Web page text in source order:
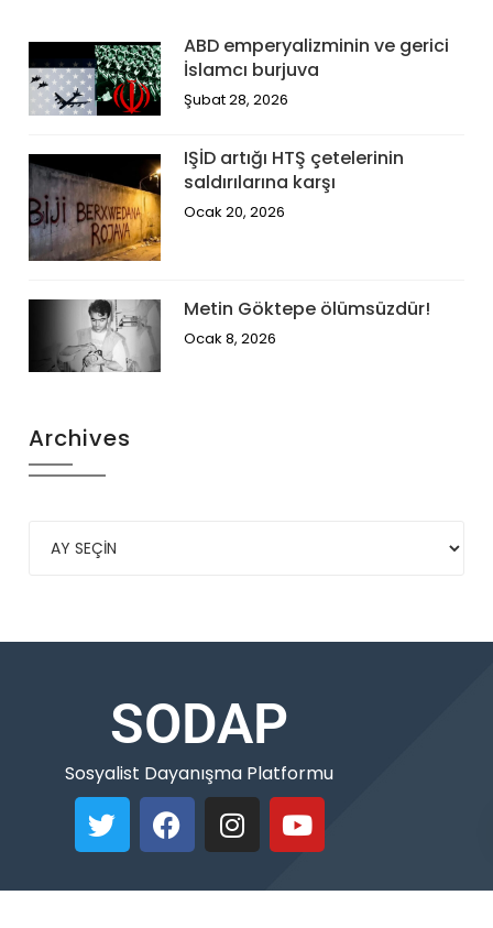
ABD emperyalizminin ve gerici
İslamcı burjuva
Şubat 28, 2026
IŞİD artığı HTŞ çetelerinin
saldırılarına karşı
Ocak 20, 2026
Metin Göktepe ölümsüzdür!
Ocak 8, 2026
Archives
SODAP
Sosyalist Dayanışma Platformu